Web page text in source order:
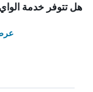
هل تتوفر خدمة